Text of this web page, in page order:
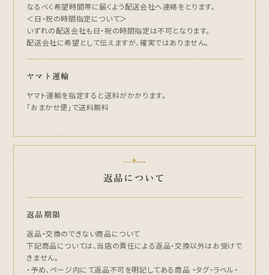
なるべく希望時間帯に届くよう配送会社へ連絡をとります。
＜日・祝の時間指定について＞
いずれの配送会社も日・祝の時間指定は不可となります。
配送会社に希望として伝えますが、確実ではありません。
ヤマト運輸
ヤマト運輸を指定すると送料がかかります。
「おまかせ便」で送料無料
返品について
返品期限
返品・交換のできない商品について
下記商品については、当店の責任による返品・交換以外はお受けで
きません。
・予め、ページ内にて返品不可を明記してある商品 ・タグ・ラベル・